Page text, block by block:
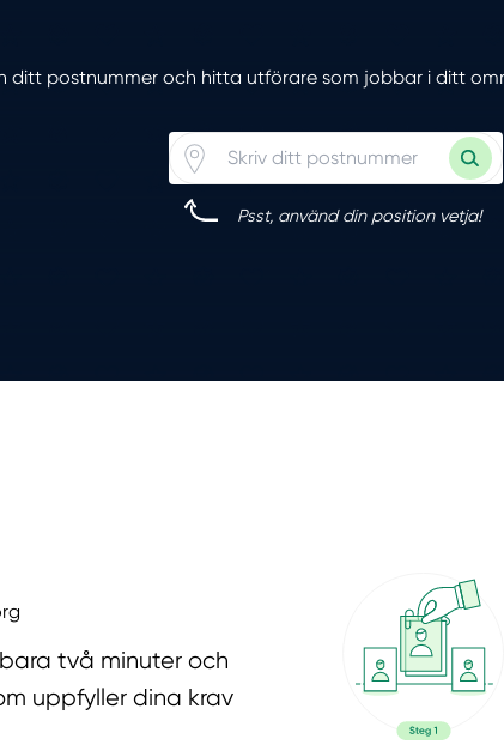
ditt postnummer och hitta utförare som jobbar i ditt
Psst, använd din position vetja!
två minuter och
uppfyller dina krav